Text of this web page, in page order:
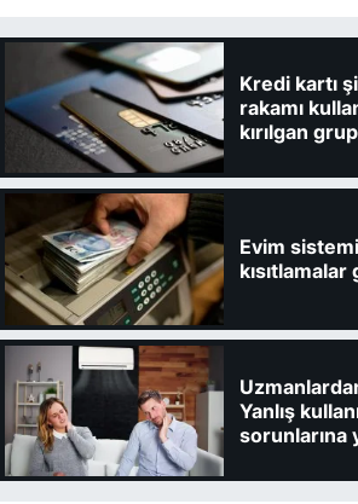
Kredi kartı
rakamı
kırılgan
Evim
Yanlış
sorunlarına